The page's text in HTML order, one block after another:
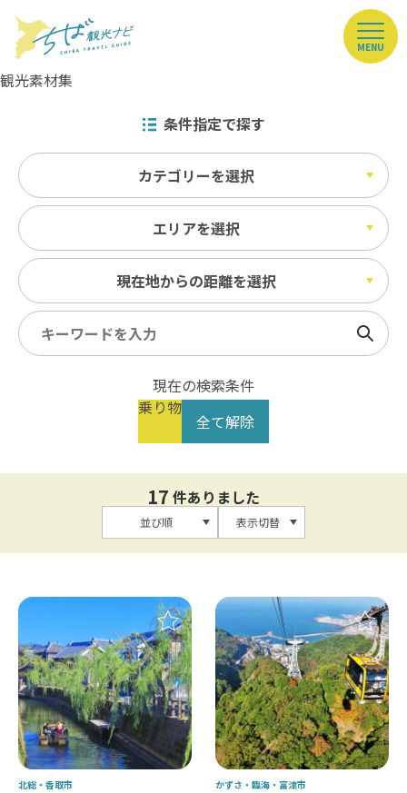
MENU
観光素材集
条件指定で探す
カテゴリーを選択
エリアを選択
現在地からの距離を選択
検索
現在の検索条件
乗り物
全て解除
17 件ありました
並び順 表示切替
北総 香取市 かずさ・臨海 富津市